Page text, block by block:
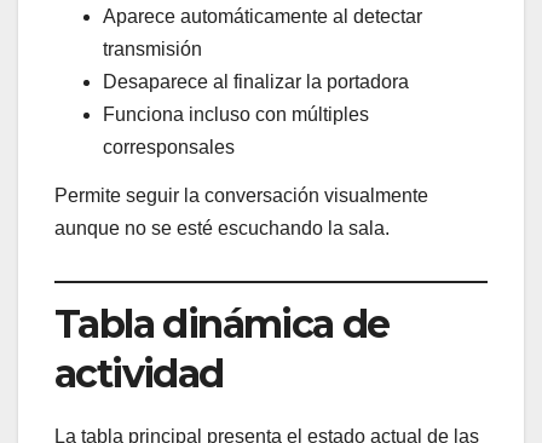
Aparece automáticamente al detectar
transmisión
Desaparece al finalizar la portadora
Funciona incluso con múltiples
corresponsales
Permite seguir la conversación visualmente
aunque no se esté escuchando la sala.
Tabla dinámica de
actividad
La tabla principal presenta el estado actual de las